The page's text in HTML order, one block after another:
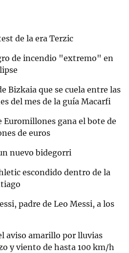
de la era Terzic
de incendio "extremo" en
Bizkaia que se cuela entre las
del mes de la guía Macarfi
Euromillones gana el bote de
de euros
nuevo bidegorri
escondido dentro de la
padre de Leo Messi, a los
aviso amarillo por lluvias
y viento de hasta 100 km/h